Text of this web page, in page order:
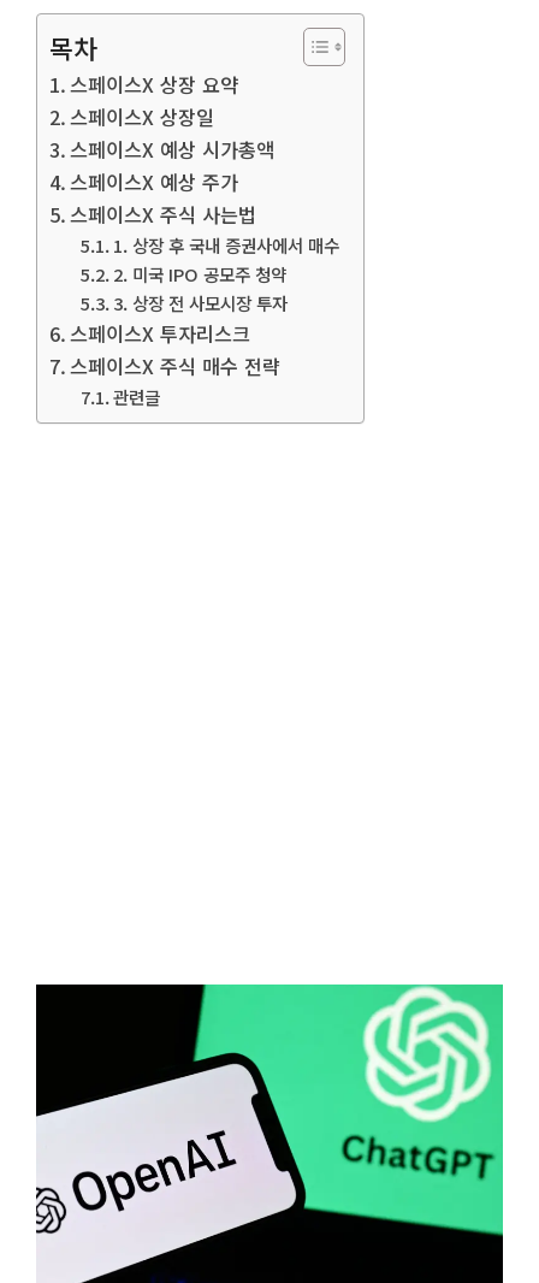
목차
스페이스X 상장 요약
스페이스X 상장일
스페이스X 예상 시가총액
스페이스X 예상 주가
스페이스X 주식 사는법
1. 상장 후 국내 증권사에서 매수
2. 미국 IPO 공모주 청약
3. 상장 전 사모시장 투자
스페이스X 투자리스크
스페이스X 주식 매수 전략
관련글